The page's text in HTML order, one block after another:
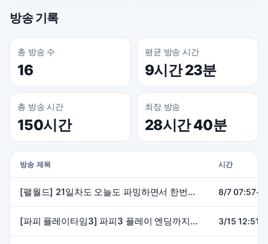
방송 기록
총 방송 수
16
평균 방송 시간
9시간 23분
총 방송 시간
150시간
최장 방송
28시간 40분
방송 제목 시간
[팰월드] 21일차도 오늘도 파밍하면서 한번씩 돌아다녀볼까요? (마이크on) 8/7
[파피 플레이타임3] 파피3 플레이 엔딩까지 갈수 있을까 (마이크on) 3/15